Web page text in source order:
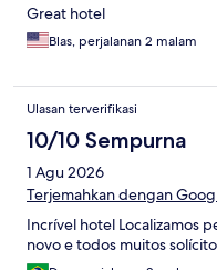
Great hotel
Blas, perjalanan 2 malam
Ulasan terverifikasi
10/10 Sempurna
1 Agu 2026
Terjemahkan dengan
Incrível hotel Localizamos
novo e todos muitos